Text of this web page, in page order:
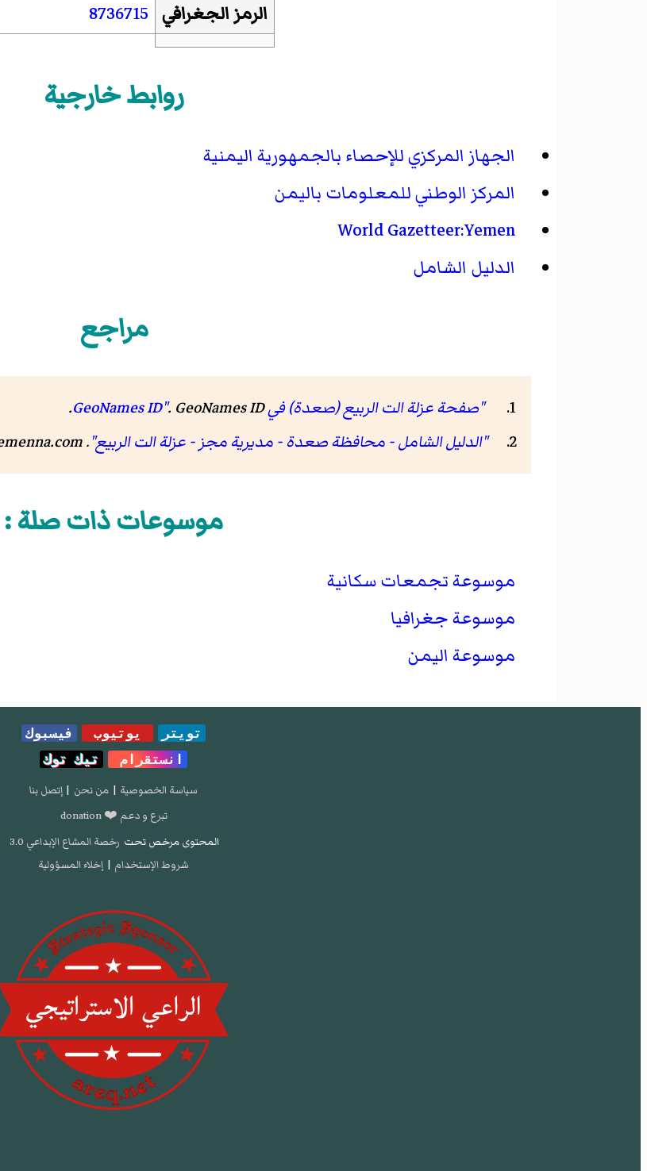
الرمز الجغرافي 8736715
روابط خارجية
الجهاز المركزي للإحصاء بالجمهورية اليمنية
المركز الوطني للمعلومات باليمن
World Gazetteer:Yemen
الدليل الشامل
مراجع
"صفحة عزلة الت الربيع (صعدة) في GeoNames ID" . GeoNames ID
.
"الدليل الشامل - محافظة صعدة - مديرية مجز - عزلة الت الربيع".
موسوعات ذات صلة :
موسوعة تجمعات سكانية
موسوعة جغرافيا
موسوعة اليمن
تويتر يوتيوب
فيسبوك
انستقرام
تيك توك
سياسة الخصوصية | من نحن | إتصل بنا
تبرع و دعم ❤️ donation
المحتوى مرخص تحت رخصة المشاع الإبداعي 3.0
شروط الإستخدام | إخلاء المسؤولية